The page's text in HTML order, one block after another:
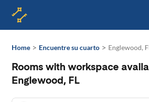
Home > Encuentre su cuarto > Englewood,
Rooms with workspace
Englewood, FL